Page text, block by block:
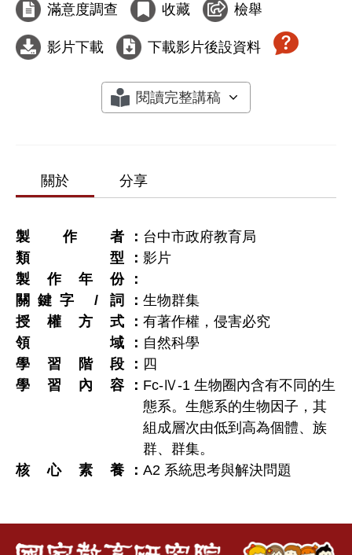
滿意度調查 收藏 檢舉
影片下載 下載影片後設資料
閱讀完整講稿
關於 分享
製作者
台中市政府教育局
類型
影片
製作年份
關鍵字 / 詞
生物群集
授權方式
有著作權，侵害必究
領域
自然科學
學習階段
四
學習內容
Fc-Ⅳ-1 生物圈內含有不同的生
態系。生態系的生物因子，其
組成層次由低到高為個體、族
群、群集。
核心素養
A2 系統思考與解決問題